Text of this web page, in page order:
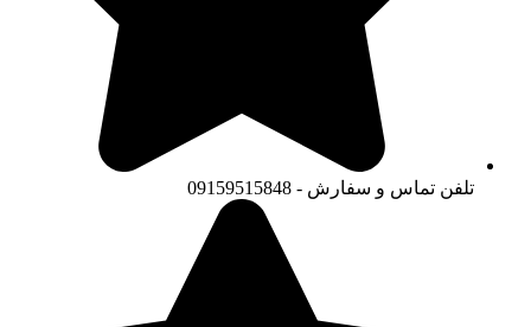
تلفن تماس و سفارش - 09159515848